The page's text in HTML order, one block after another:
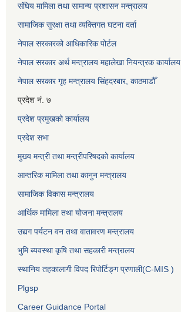
संघिय मामिला तथा सामान्य प्रशासन मन्त्रालय
सामाजिक सुरक्षा तथा व्यक्तिगत घटना दर्ता
नेपाल सरकारको आधिकारिक पोर्टल
नेपाल सरकार अर्थ मन्त्रालय महालेखा नियन्त्रक कार्यालय
नेपाल सरकार गृह मन्त्रालय सिंहदरबार, काठमाडौँ
प्रदेश नं. ७
प्रदेश प्रमुखको कार्यालय
प्रदेश सभा
मुख्य मन्त्री तथा मन्त्रीपरिषदको कार्यालय
आन्तरिक मामिला तथा कानुन मन्त्रालय
सामाजिक विकास मन्त्रालय
आर्थिक मामिला तथा योजना मन्त्रालय
उद्यग पर्यटन वन तथा वातावरण मन्त्रालय
भुमि ब्यवस्था कृषि तथा सहकारी मन्त्रालय
स्थानिय तहकालागी विपद रिपोर्टिङ्ग प्रणाली(C-MIS )
Plgsp
Career Guidance Portal